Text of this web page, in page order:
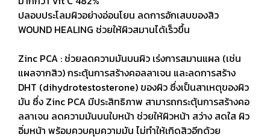
ปลอบประโลมผิวอย่างอ่อนโยน ลดการอักเสบของสิว
WOUND HEALING ช่วยให้ผิวสมานได้เร็วขึ้น
Zinc PCA : ช่วยลดความมันบนผิว เร่งการสมานแผล (เช่น
แผลจากสิว) กระตุ้นการสร้างคอลลาเจน และลดการสร้าง
DHT (dihydrotestosterone) ของผิว ซึ่งเป็นสาเหตุของผิว
มัน ซึ่ง Zinc PCA มีประสิทธิภาพ สามารถกระตุ้นการสร้างคอ
ลลาเจน ลดความมันบนใบหน้า ช่วยให้ผิวหน้า สว่าง สดใส ผิว
อิ่มหน้า พร้อมควบคุมความมัน ไม่ทำให้เกิดสิวอีกด้วย